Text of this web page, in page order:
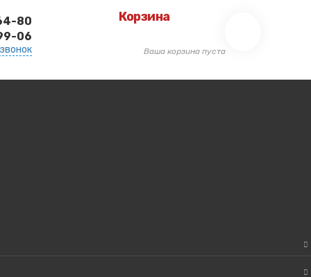
80
06
Корзина
Ваша корзина пуста